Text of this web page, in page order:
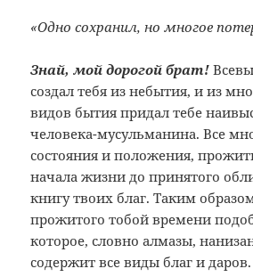
«Одно сохранил, но многое
Знай, мой дорогой брат!
создал тебя из небытия, и из
видов бытия придал тебе
человека-мусульманина. Все
состояния и положения,
начала жизни до принятого
книгу твоих благ. Таким
прожитого тобой времени
которое, словно алмазы,
содержит все виды благ и